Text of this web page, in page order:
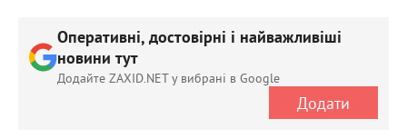
Оперативні, достовірні і найважливіші
новини тут
Додайте ZAXID.NET у вибрані в Google
Додати